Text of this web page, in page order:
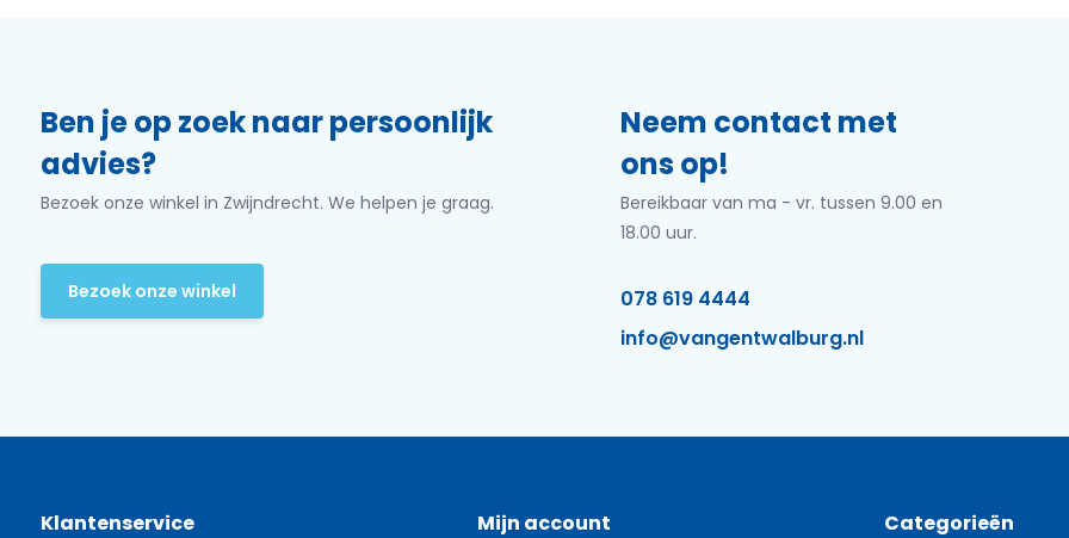
Ben je op zoek naar persoonlijk
advies?
Bezoek onze winkel in Zwijndrecht. We helpen je graag.
Bezoek onze winkel
Neem contact met
ons op!
Bereikbaar van ma - vr. tussen 9.00 en
18.00 uur.
078 619 4444
info@vangentwalburg.nl
Klantenservice Mijn account Categorieën